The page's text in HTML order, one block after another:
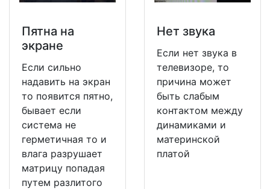
Пятна на
экране
Если сильно
надавить на экран
то появится пятно,
бывает если
система не
герметичная то и
влага разрушает
матрицу попадая
путем разлитого
Нет звука
Если нет звука в
телевизоре, то
причина может
быть слабым
контактом между
динамиками и
материнской
платой